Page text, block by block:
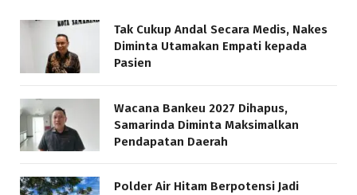
Tak Cukup Andal Secara Medis, Nakes
Diminta Utamakan Empati kepada
Pasien
Wacana Bankeu 2027 Dihapus,
Samarinda Diminta Maksimalkan
Pendapatan Daerah
Polder Air Hitam Berpotensi Jadi